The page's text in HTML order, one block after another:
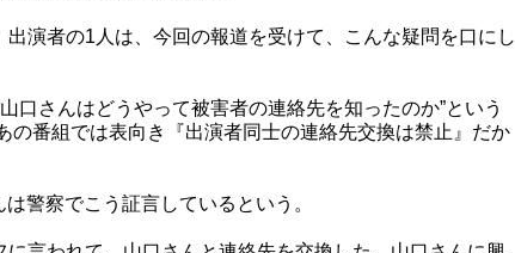
演者の1人は、今回の報道を受けて、こんな疑問を口にし
口さんはどうやって被害者の連絡先を知ったのか”という
の番組では表向き『出演者同士の連絡先交換は禁止』だか
警察でこう証言しているという。